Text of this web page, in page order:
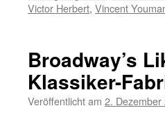
Victor Herbert, Vincent
Broadway’s
Klassiker-
Veröffentlicht am 2. Dezember